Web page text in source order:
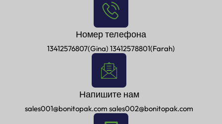
Номер телефона
13412576807(Gina) 13412578801(Farah)
Напишите нам
sales001@bonitopak.com sales002@bonitopak.com